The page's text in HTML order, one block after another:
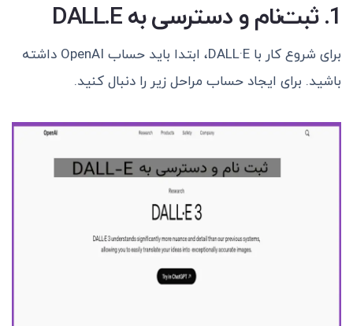
1. ثبت‌نام و دسترسی به DALL.E
برای شروع کار با DALL·E، ابتدا باید حساب OpenAI داشته
باشید. برای ایجاد حساب مراحل زیر را دنبال کنید.